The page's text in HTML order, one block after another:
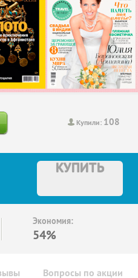
Купили: 108
КУПИТЬ
Экономия:
54%
Вопросы по акции